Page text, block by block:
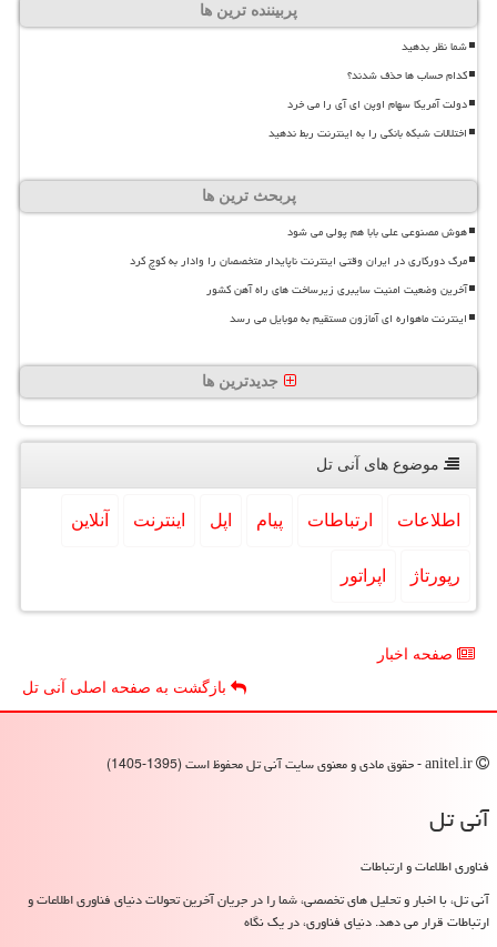
پربیننده ترین ها
شما نظر بدهید
کدام حساب ها حذف شدند؟
دولت آمریکا سهام اوپن ای آی را می خرد
اختلالات شبکه بانکی را به اینترنت ربط ندهید
پربحث ترین ها
هوش مصنوعی علی بابا هم پولی می شود
مرگ دورکاری در ایران وقتی اینترنت ناپایدار متخصصان را وادار به کوچ کرد
آخرین وضعیت امنیت سایبری زیرساخت های راه آهن کشور
اینترنت ماهواره ای آمازون مستقیم به موبایل می رسد
جدیدترین ها
موضوع های آنی تل
اطلاعات ارتباطات پیام اپل اینترنت آنلاین
رپورتاژ اپراتور
صفحه اخبار
بازگشت به صفحه اصلی آنی تل
آنی تل
فناوری اطلاعات و ارتباطات
آنی تل، با اخبار و تحلیل های تخصصی، شما را در جریان آخرین تحولات دنیای فناوری اطلاعات و
ارتباطات قرار می دهد. دنیای فناوری، در یک نگاه